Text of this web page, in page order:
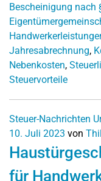
Bescheinigung nach
Jahresabrechnung,
Nebenkosten,
Steuervorteile
Steuer-Nachrichten
10. Juli 2023 von
für